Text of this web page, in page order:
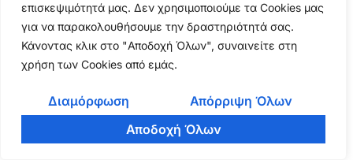
επισκεψιμότητά μας. Δεν χρησιμοποιούμε τα Cookies μας
για να παρακολουθήσουμε την δραστηριότητά σας.
Κάνοντας κλικ στο "Αποδοχή Όλων", συναινείτε στη
χρήση των Cookies από εμάς.
Διαμόρφωση
Απόρριψη Όλων
Αποδοχή Όλων